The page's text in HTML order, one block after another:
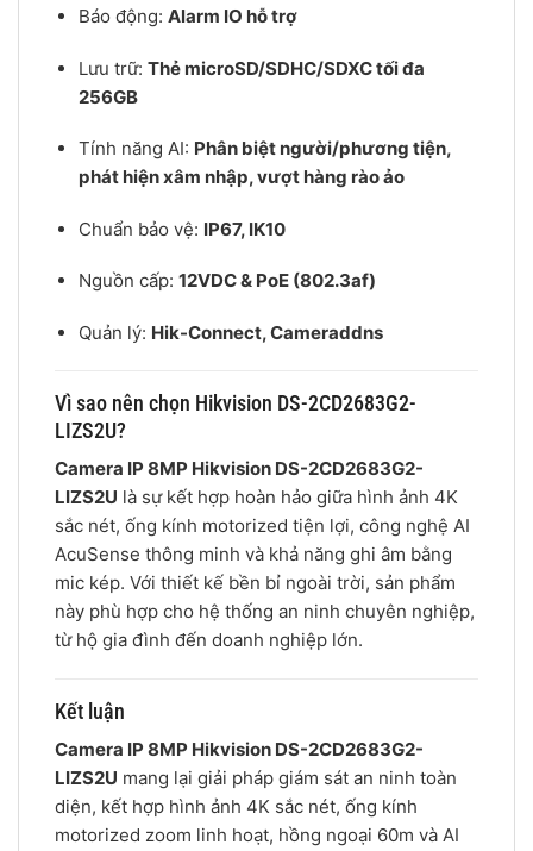
Báo động: Alarm IO hỗ trợ
Lưu trữ: Thẻ microSD/SDHC/SDXC tối đa
256GB
Tính năng AI: Phân biệt người/phương tiện,
phát hiện xâm nhập, vượt hàng rào ảo
Chuẩn bảo vệ: IP67, IK10
Nguồn cấp: 12VDC & PoE (802.3af)
Quản lý: Hik-Connect, Cameraddns
Vì sao nên chọn Hikvision DS-2CD2683G2-
LIZS2U?
Camera IP 8MP Hikvision DS-2CD2683G2-
LIZS2U là sự kết hợp hoàn hảo giữa hình ảnh 4K
sắc nét, ống kính motorized tiện lợi, công nghệ AI
AcuSense thông minh và khả năng ghi âm bằng
mic kép. Với thiết kế bền bỉ ngoài trời, sản phẩm
này phù hợp cho hệ thống an ninh chuyên nghiệp,
từ hộ gia đình đến doanh nghiệp lớn.
Kết luận
Camera IP 8MP Hikvision DS-2CD2683G2-
LIZS2U mang lại giải pháp giám sát an ninh toàn
diện, kết hợp hình ảnh 4K sắc nét, ống kính
motorized zoom linh hoạt, hồng ngoại 60m và AI